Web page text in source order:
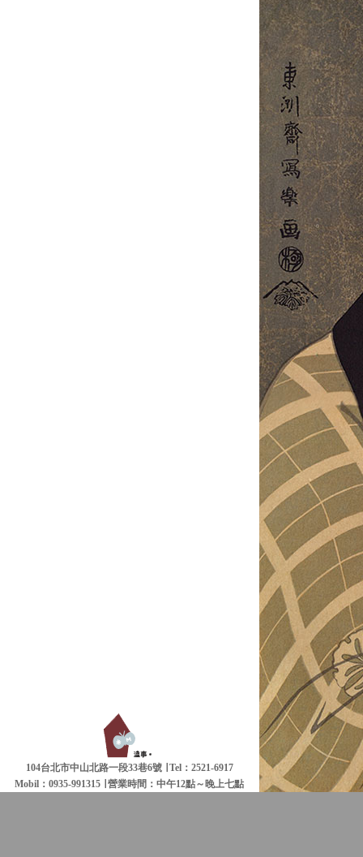
104台北市中山北路一段33巷6號 ∣ Tel：2521-6917
Mobil：0935-991315 ∣
營業時間：中午12點～晚上七點